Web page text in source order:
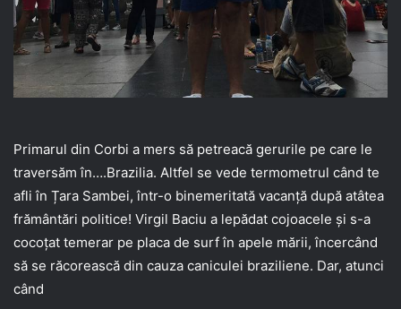
Primarul din Corbi a mers să petreacă gerurile pe care le
traversăm în….Brazilia. Altfel se vede termometrul când te
afli în Țara Sambei, într-o binemeritată vacanță după atâtea
frământări politice! Virgil Baciu a lepădat cojoacele și s-a
cocoțat temerar pe placa de surf în apele mării, încercând
să se răcorească din cauza caniculei braziliene. Dar, atunci
când